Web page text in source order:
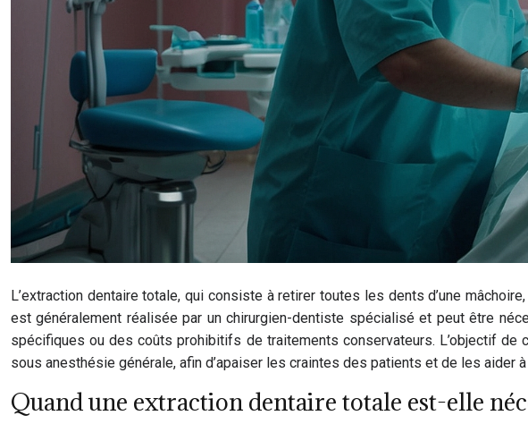
L’extraction dentaire totale, qui consiste à retirer toutes les dents d’une
est généralement réalisée par un chirurgien-dentiste spécialisé et peut être
spécifiques ou des coûts prohibitifs de traitements conservateurs. L’objectif
sous anesthésie générale, afin d’apaiser les craintes des patients et de les aider
Quand une extraction dentaire totale est-elle